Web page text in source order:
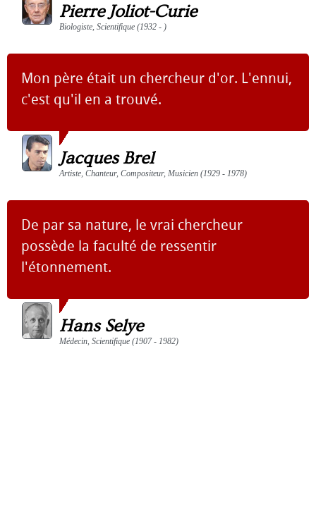
Pierre Joliot-Curie
Biologiste, Scientifique (1932 - )
Mon père était un chercheur d'or. L'ennui,
c'est qu'il en a trouvé.
Jacques Brel
Artiste, Chanteur, Compositeur, Musicien (1929 - 1978)
De par sa nature, le vrai chercheur
possède la faculté de ressentir
l'étonnement.
Hans Selye
Médecin, Scientifique (1907 - 1982)